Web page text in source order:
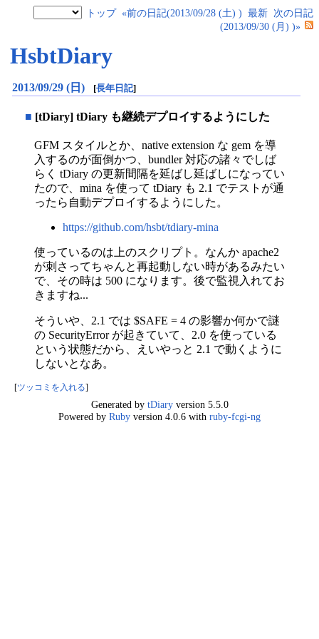
トップ «前の日記(2013/09/28 (土) ) 最新 次の日記
(2013/09/30 (月) )»
HsbtDiary
2013/09/29 (日) [長年日記]
■ [tDiary] tDiary も継続デプロイするようにした
GFM スタイルとか、native extension な gem を導
入するのが面倒かつ、bundler 対応の諸々でしば
らく tDiary の更新間隔を延ばし延ばしになってい
たので、mina を使って tDiary も 2.1 でテストが通
ったら自動デプロイするようにした。
https://github.com/hsbt/tdiary-mina
使っているのは上のスクリプト。なんか apache2
が刺さってちゃんと再起動しない時があるみたい
で、その時は 500 になります。後で監視入れてお
きますね...
そういや、2.1 では $SAFE = 4 の影響か何かで謎
の SecurityError が起きていて、2.0 を使っている
という状態だから、えいやっと 2.1 で動くように
しないとなあ。
[ツッコミを入れる]
Generated by tDiaryversion 5.5.0
Powered by Ruby version 4.0.6 with ruby-fcgi-ng